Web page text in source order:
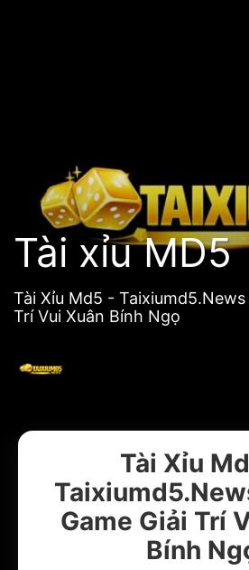
Tài Xỉu Md5 - Taixiumd5.News - Cổng
Ngọ
Add your Digital Business
Tài xỉu MD5
Tài Xỉu Md5 -
Trí Vui Xuân Bính Ngọ
Tài Xỉu
Game Giải Trí
Bính